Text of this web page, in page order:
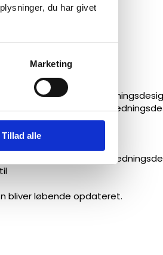
du har givet
Marketing
Tillad alle
Løschenkohl
Havsteen Hede
Sustainable Fashion Tech
Oftedal Nilsen
Kolding -
Akademi -
Kongelige Akademi -
bliver løbende opdateret.​